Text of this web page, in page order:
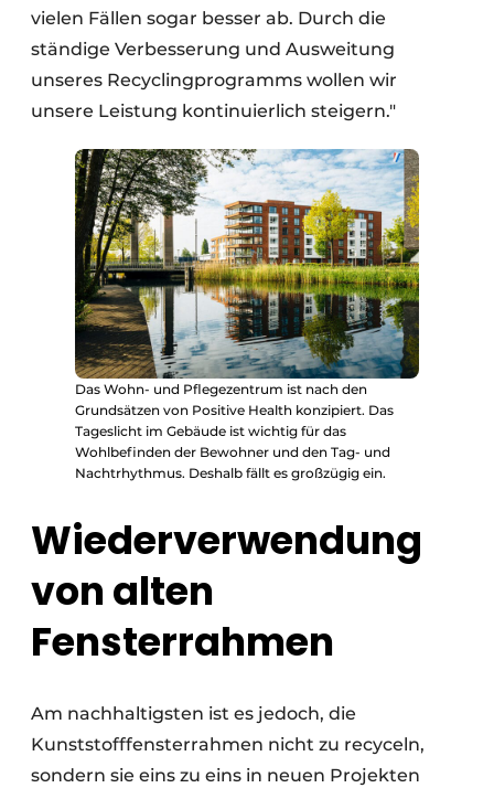
vielen Fällen sogar besser ab. Durch die
ständige Verbesserung und Ausweitung
unseres Recyclingprogramms wollen wir
unsere Leistung kontinuierlich steigern."
Das Wohn- und Pflegezentrum ist nach den
Grundsätzen von Positive Health konzipiert. Das
Tageslicht im Gebäude ist wichtig für das
Wohlbefinden der Bewohner und den Tag- und
Nachtrhythmus. Deshalb fällt es großzügig ein.
Wiederverwendung
von alten
Fensterrahmen
Am nachhaltigsten ist es jedoch, die
Kunststofffensterrahmen nicht zu recyceln,
sondern sie eins zu eins in neuen Projekten